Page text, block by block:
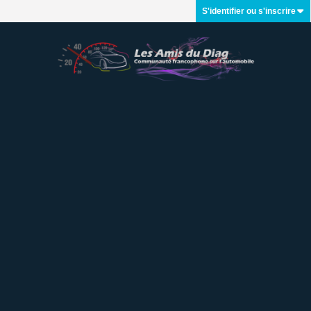
S'identifier ou s'inscrire